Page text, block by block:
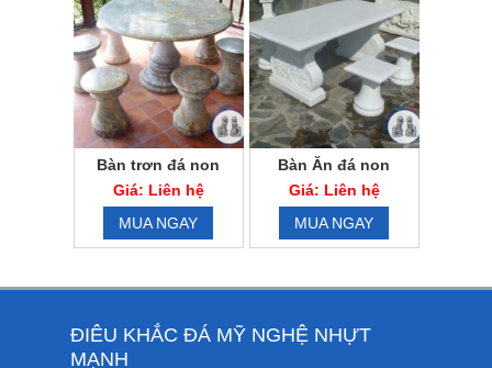
Bàn trơn đá non
nước
Giá: Liên hệ
MUA NGAY
Bàn Ăn đá non
nước
Giá: Liên hệ
MUA NGAY
ĐIÊU KHẮC ĐÁ MỸ NGHỆ NHỰT
MẠNH